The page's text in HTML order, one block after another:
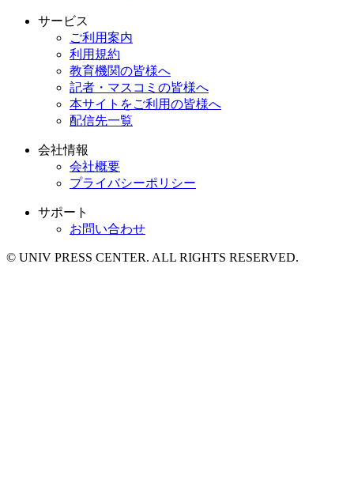
サービス
ご利用案内
利用規約
教育機関の皆様へ
記者・マスコミの皆様へ
本サイトをご利用の皆様へ
配信先一覧
会社情報
会社概要
プライバシーポリシー
サポート
お問い合わせ
© UNIV PRESS CENTER. ALL RIGHTS RESERVED.